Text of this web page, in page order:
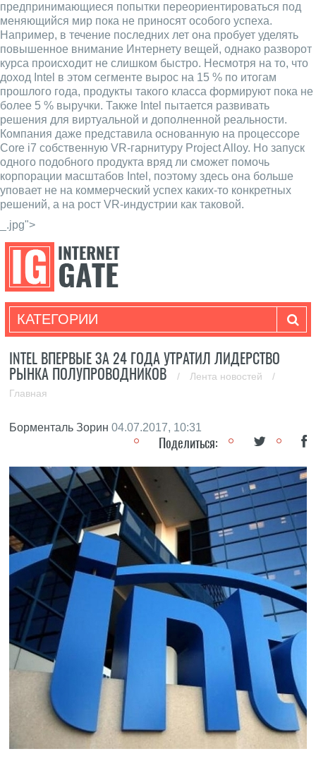
предпринимающиеся попытки переориентироваться под
меняющийся мир пока не приносят особого успеха.
Например, в течение последних лет она пробует уделять
повышенное внимание Интернету вещей, однако разворот
курса происходит не слишком быстро. Несмотря на то, что
доход Intel в этом сегменте вырос на 15 % по итогам
прошлого года, продукты такого класса формируют пока не
более 5 % выручки. Также Intel пытается развивать
решения для виртуальной и дополненной реальности.
Компания даже представила основанную на процессоре
Core i7 собственную VR-гарнитуру Project Alloy. Но запуск
одного подобного продукта вряд ли сможет помочь
корпорации масштабов Intel, поэтому здесь она больше
уповает не на коммерческий успех каких-то конкретных
решений, а на рост VR-индустрии как таковой.
_.jpg">
КАТЕГОРИИ
INTEL ВПЕРВЫЕ ЗА 24 ГОДА УТРАТИЛ ЛИДЕРСТВО
РЫНКА ПОЛУПРОВОДНИКОВ
/ Лента новостей
/
Главная
Борменталь Зорин 04.07.2017, 10:31
Поделиться: